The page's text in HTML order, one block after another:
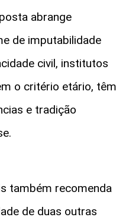
abrange
de imputabilidade
civil, institutos
o critério etário, têm
e tradição
também recomenda
de duas outras